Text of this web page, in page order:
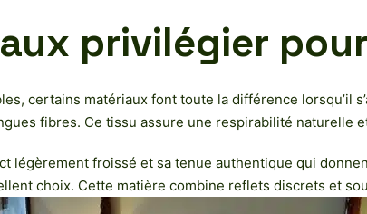
privilégier
certains matériaux font toute la différence lorsqu’il
fibres. Ce tissu assure une respirabilité naturelle
légèrement froissé et sa tenue authentique qui
choix. Cette matière combine reflets discrets et